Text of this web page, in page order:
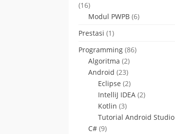
(16)
Modul PWPB (6)
Prestasi (1)
Programming (86)
Algoritma (2)
Android (23)
Eclipse (2)
IntelliJ IDEA (2)
Kotlin (3)
Tutorial Android Studio
C# (9)